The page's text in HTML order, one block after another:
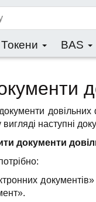
Токени BAS
наступні
документи
документів»